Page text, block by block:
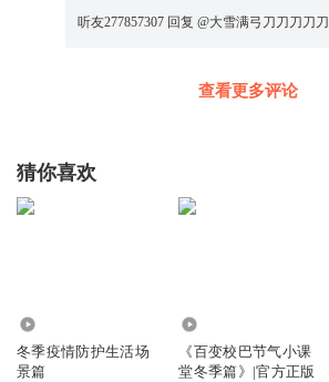
听友277857307 回复 @大雪满弓刀刀刀刀刀
查看更多评论
猜你喜欢
冬季疫情防护生活场
景篇
《百变校巴节气小课
堂冬季篇》|官方正版